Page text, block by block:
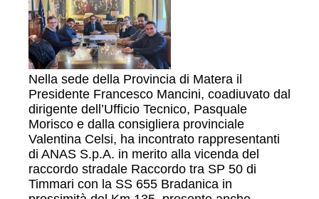
Nella sede della Provincia di Matera il
Presidente Francesco Mancini, coadiuvato dal
dirigente dell’Ufficio Tecnico, Pasquale
Morisco e dalla consigliera provinciale
Valentina Celsi, ha incontrato rappresentanti
di ANAS S.p.A. in merito alla vicenda del
raccordo stradale Raccordo tra SP 50 di
Timmari con la SS 655 Bradanica in